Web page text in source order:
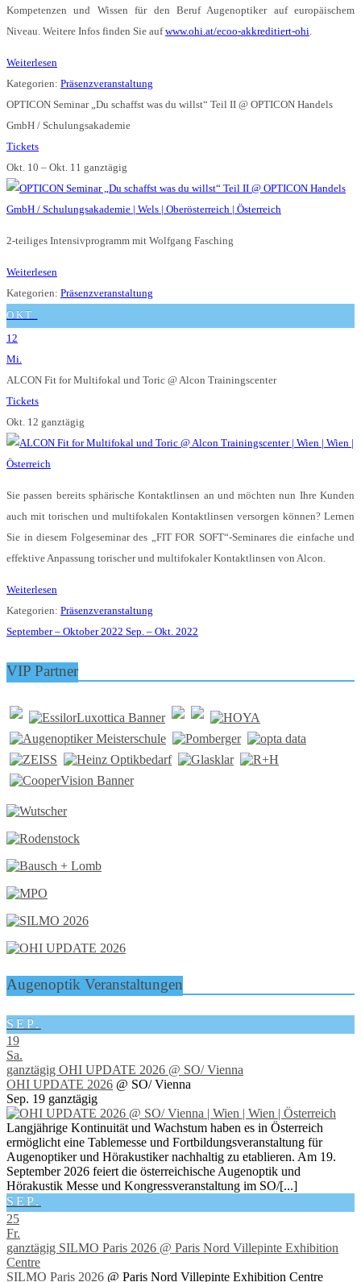
Kompetenzen und Wissen für den Beruf Augenoptiker auf europäischem
Niveau. Weitere Infos finden Sie aufwww.ohi.at/ecoo-akkreditiert-ohi.
Weiterlesen
Kategorien: Präsenzveranstaltung
OPTICON Seminar „Du schaffst was du willst“ Teil II @ OPTICON Handels
GmbH / Schulungsakademie
Tickets
Okt. 10 – Okt. 11 ganztägig
2-teiliges Intensivprogramm mit Wolfgang Fasching
Weiterlesen
Kategorien: Präsenzveranstaltung
OKT.
12
Mi.
ALCON Fit for Multifokal und Toric @ Alcon Trainingscenter
Tickets
Okt. 12 ganztägig
Sie passen bereits sphärische Kontaktlinsen an und möchten nun Ihre Kunden
auch mit torischen und multifokalen Kontaktlinsen versorgen können? Lernen
Sie in diesem Folgeseminar des „FIT FOR SOFT“-Seminares die einfache und
effektive Anpassung torischer und multifokaler Kontaktlinsen von Alcon.
Weiterlesen
Kategorien: Präsenzveranstaltung
September – Oktober 2022 Sep. – Okt. 2022
VIP Partner
Augenoptik Veranstaltungen
SEP.
19
Sa.
ganztägig OHI UPDATE 2026 @ SO/ Vienna
OHI UPDATE 2026 @ SO/ Vienna
Sep. 19 ganztägig
Langjährige Kontinuität und Wachstum haben es in Österreich
ermöglicht eine Tablemesse und Fortbildungsveranstaltung für
Augenoptiker und Hörakustiker nachhaltig zu etablieren. Am 19.
September 2026 feiert die österreichische Augenoptik und
Hörakustik Messe und Kongressveranstaltung im SO/[...]
SEP.
25
Fr.
ganztägig SILMO Paris 2026 @ Paris Nord Villepinte Exhibition
Centre
SILMO Paris 2026 @ Paris Nord Villepinte Exhibition Centre